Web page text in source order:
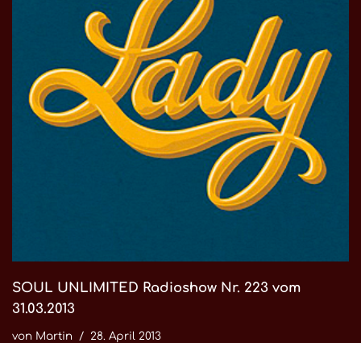
SOUL UNLIMITED Radioshow Nr. 223 vom
31.03.2013
von Martin 28. April 2013